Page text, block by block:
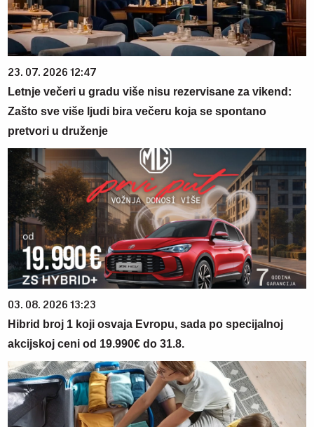
23. 07. 2026 12:47
Letnje večeri u gradu više nisu rezervisane za vikend:
Zašto sve više ljudi bira večeru koja se spontano
pretvori u druženje
03. 08. 2026 13:23
Hibrid broj 1 koji osvaja Evropu, sada po specijalnoj
akcijskoj ceni od 19.990€ do 31.8.